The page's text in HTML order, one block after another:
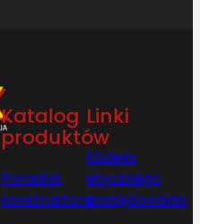
Katalog
produktów
Poradnik
konstruktora
Linki
Kodeks
etycznego
postępowania